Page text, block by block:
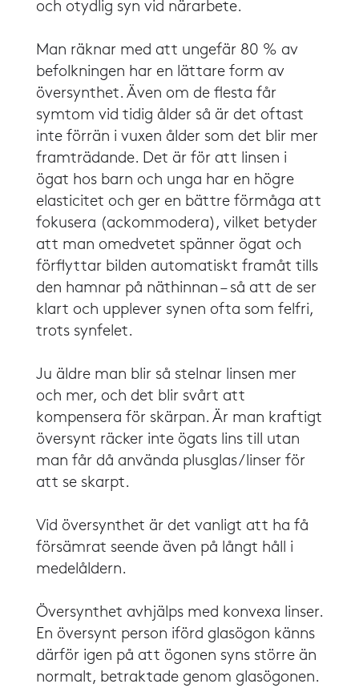
och otydlig syn vid närarbete.
​​Man räknar med att ungefär 80 % av
befolkningen har en lättare form av
översynthet. Även om de flesta får
symtom vid tidig ålder så är det oftast
inte förrän i vuxen ålder som det blir mer
framträdande. Det är för att linsen i
ögat hos barn och unga har en högre
elasticitet och ger en bättre förmåga att
fokusera (ackommodera), vilket betyder
att man omedvetet spänner ögat och
förflyttar bilden automatiskt framåt tills
den hamnar på näthinnan – så att de ser
klart och upplever synen ofta som felfri,
trots synfelet.
​​Ju äldre man blir så stelnar linsen mer
och mer, och det blir svårt att
kompensera för skärpan. Är man kraftigt
översynt räcker inte ögats lins till utan
man får då använda plusglas/linser för
att se skarpt.
​​Vid översynthet är det vanligt att ha få
försämrat seende även på långt håll i
medelåldern.
​​Översynthet avhjälps med konvexa linser.
En översynt person iförd glasögon känns
därför igen på att ögonen syns större än
normalt, betraktade genom glasögonen.